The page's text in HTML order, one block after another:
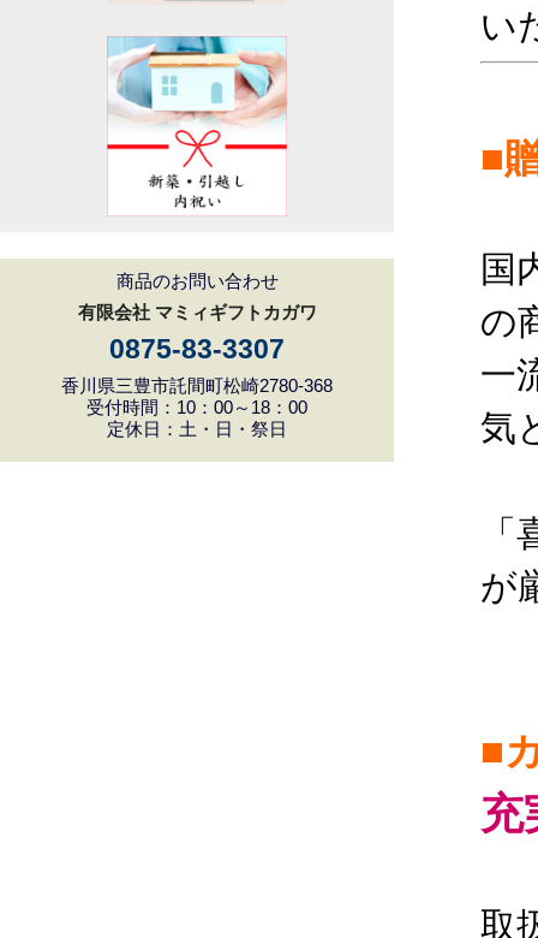
商品のお問い合わせ
有限会社 マミィギフトカガワ
0875-83-3307
香川県三豊市託間町松崎2780-368
受付時間：10：00～18：00
定休日：土・日・祭日
い
■
国
の
一
気
が
■
充
取